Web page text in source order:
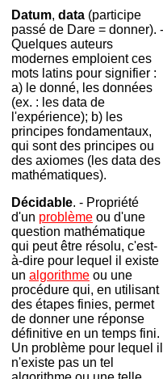
Datum, data (participe
passé de Dare = donner). -
Quelques auteurs
modernes emploient ces
mots latins pour signifier :
a) le donné, les données
(ex. : les data de
l'expérience); b) les
principes fondamentaux,
qui sont des principes ou
des axiomes (les data des
mathématiques).
Décidable. - Propriété
d'un problème ou d'une
question mathématique
qui peut être résolu, c'est-
à-dire pour lequel il existe
un algorithme ou une
procédure qui, en utilisant
des étapes finies, permet
de donner une réponse
définitive en un temps fini.
Un problème pour lequel il
n'existe pas un tel